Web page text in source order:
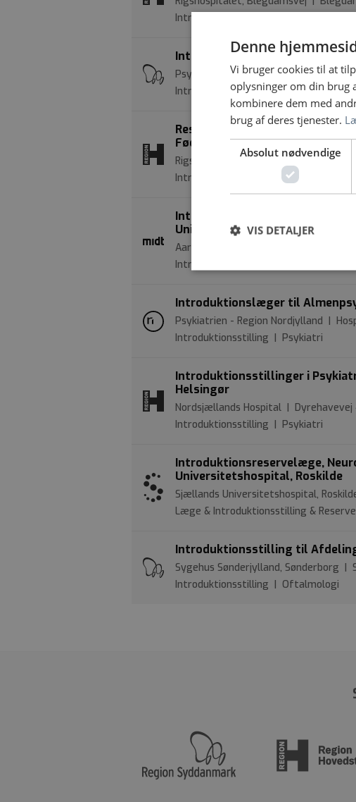
Introduktionsstilling | Neurologi
Introduktionsstilling i Psykiatri
Psykiatrien i Region Syddanmark,
Introduktionsstilling | Psykiatri
Reservelæger i
Fødsler, Rigshospitalet
Rigshospitalet | Blegdamsvej 9, 2100
Introduktionsstilling | Gynækologi og
Introduktionslæger til Børne-
Universitetshospital
Aarhus Universitetshospital | Palle
Introduktionsstilling | Børne- og
Introduktionslæger til
Psykiatrien - Region Nordjylland |
Introduktionsstilling | Psykiatri
Introduktionsstillinger i
Helsingør
Nordsjællands Hospital | Dyrehavevej
Introduktionsstilling | Psykiatri
Introduktionsreservelæge,
Universitetshospital, Roskilde
Sjællands Universitetshospital,
Læge & Introduktionsstilling &
Introduktionsstilling til
Sygehus Sønderjylland, Sønderborg |
Introduktionsstilling | Oftalmologi
Denne
Vi bruger cookies til at
oplysninger om din brug
kombinere dem med
brug af deres tjenester.
Absolut nødvendige
VIS DETALJER